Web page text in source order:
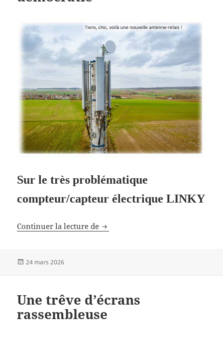
Sur le très problématique
compteur/capteur électrique LINKY
Continuer la lecture de Une défaite de notre démocratie
Publié
24 mars 2026
Une trêve d’écrans
rassembleuse